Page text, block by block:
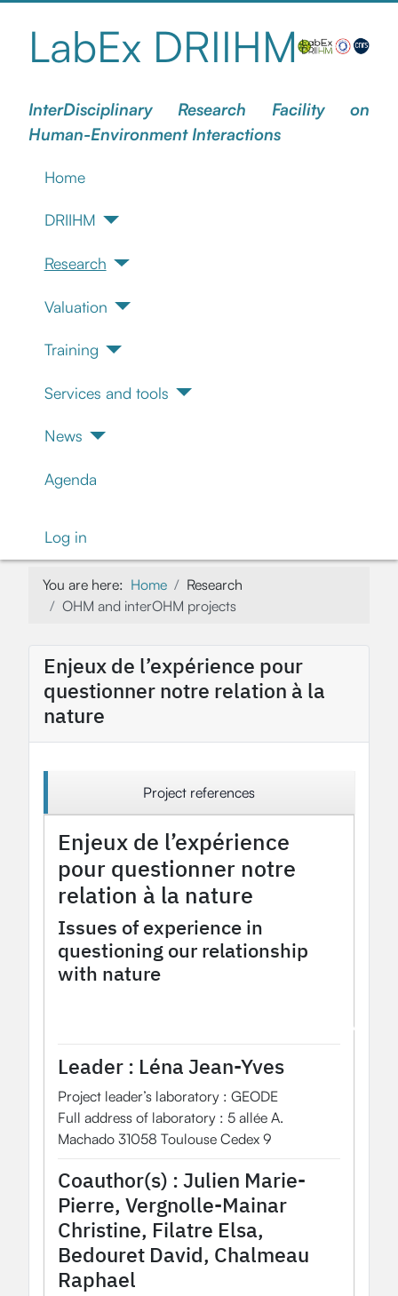
LabEx DRIIHM
InterDisciplinary Research Facility on
Human-Environment Interactions
Home
DRIIHM
Research
Valuation
Training
Services and tools
News
Agenda
Log in
You are here: Home
Research
OHM and interOHM projects
Enjeux de l’expérience pour
questionner notre relation à la
nature
Project references
Enjeux de l’expérience
pour questionner notre
relation à la nature
Issues of experience in
questioning our relationship
with nature
Pyrénées - Haut Vicdessos/Hautes Vallées des Gaves OHM
Leader : Léna Jean-Yves
Project leader’s laboratory : GEODE
Full address of laboratory : 5 allée A.
Machado 31058 Toulouse Cedex 9
Coauthor(s) : Julien Marie-
Pierre, Vergnolle-Mainar
Christine, Filatre Elsa,
Bedouret David, Chalmeau
Raphael